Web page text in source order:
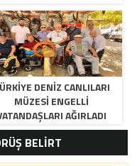
DENİZ CANLILARI
MÜZESİ ENGELLİ
AĞIRLADI
BELİRT